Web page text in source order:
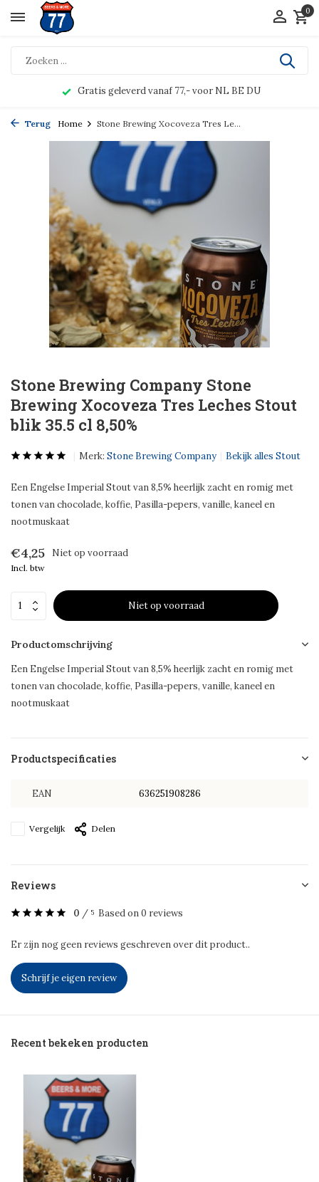
0
Gratis geleverd vanaf 77,- voor NL BE DU
Terug Home Stone Brewing Xocoveza Tres Le...
Stone Brewing Company Stone
Brewing Xocoveza Tres Leches Stout
blik 35.5 cl 8,50%
Merk: Stone Brewing Company Bekijk alles Stout
Een Engelse Imperial Stout van 8,5% heerlijk zacht en romig met
tonen van chocolade, koffie, Pasilla-pepers, vanille, kaneel en
nootmuskaat
€4,25 Niet op voorraad
Incl. btw
Niet op voorraad
Productomschrijving
Een Engelse Imperial Stout van 8,5% heerlijk zacht en romig met
tonen van chocolade, koffie, Pasilla-pepers, vanille, kaneel en
nootmuskaat
Productspecificaties
EAN 636251908286
Vergelijk Delen
Reviews
0 / 5 Based on 0 reviews
Er zijn nog geen reviews geschreven over dit product..
Schrijf je eigen review
Recent bekeken producten